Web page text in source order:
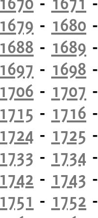
1679 - 1680
1688 - 1689
1697 - 1698
1706 - 1707
1715 - 1716
1724 - 1725
1733 - 1734
1742 - 1743
1751 - 1752